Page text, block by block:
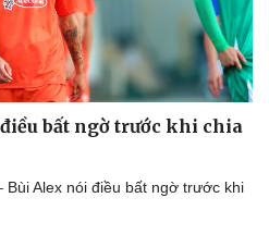
bất ngờ trước khi chia
Bùi Alex nói điều bất ngờ trước khi